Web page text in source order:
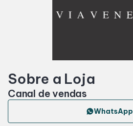
Fique por dentro
Sobre a Loja
Canal de vendas
WhatsApp